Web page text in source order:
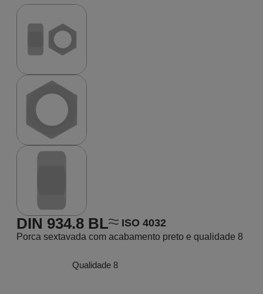
DIN 934.8 BL ISO 4032
Porca sextavada com acabamento preto e qualidade 8
Qualidade 8